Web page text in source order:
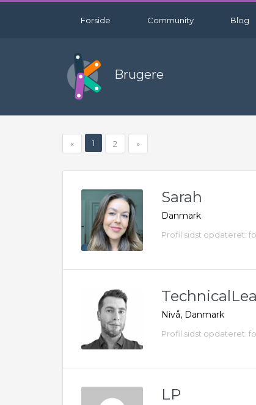
Forside Community Blog
Brugere
« 1 2 »
Sarah
Danmark
Profil sidst opdateret:
Nivå, Danmark
Profil sidst opdateret:
LP